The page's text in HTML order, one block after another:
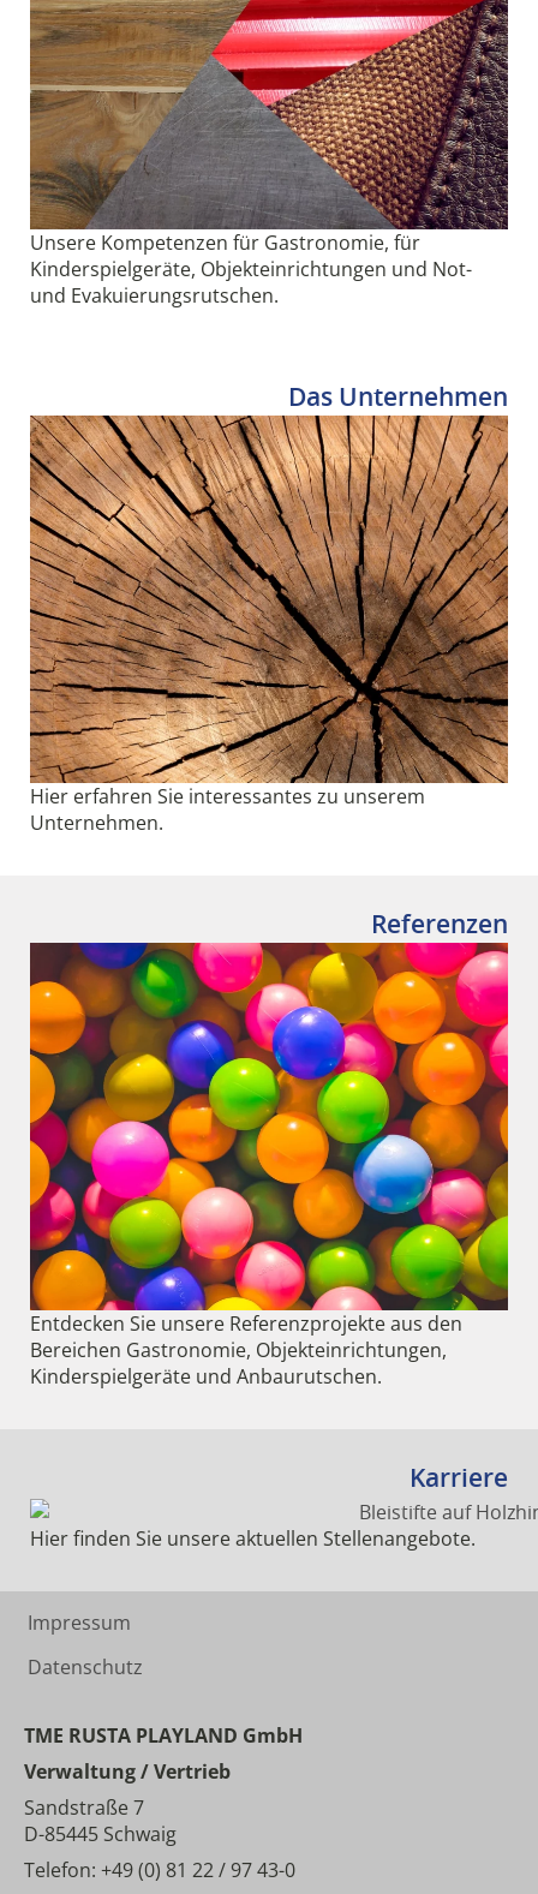
Unsere Kompetenzen für Gastronomie, für
Kinderspielgeräte, Objekteinrichtungen und Not-
und Evakuierungsrutschen.
Das Unternehmen
Hier erfahren Sie interessantes zu unserem
Unternehmen.
Referenzen
Entdecken Sie unsere Referenzprojekte aus den
Bereichen Gastronomie, Objekteinrichtungen,
Kinderspielgeräte und Anbaurutschen.
Karriere
Hier finden Sie unsere aktuellen Stellenangebote.
Impressum
Datenschutz
TME RUSTA PLAYLAND GmbH
Verwaltung / Vertrieb
Sandstraße 7
D-85445 Schwaig
Telefon: +49 (0) 81 22 / 97 43-0